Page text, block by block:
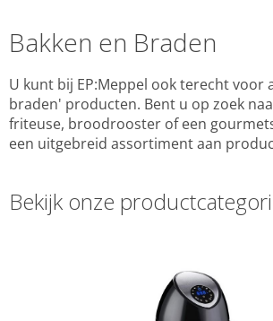
Bakken en Braden
U kunt bij EP:Meppel ook terecht voor
braden' producten. Bent u op zoek
friteuse, broodrooster of een
een uitgebreid assortiment aan
Bekijk onze